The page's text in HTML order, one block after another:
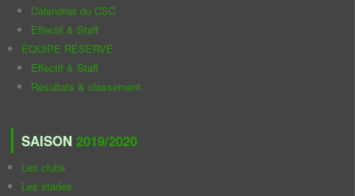
Calendrier du CSC
Effectif & Staff
ÉQUIPE RÉSERVE
Effectif & Staff
Résultats & classement
SAISON 2019/2020
Les clubs
Les stades